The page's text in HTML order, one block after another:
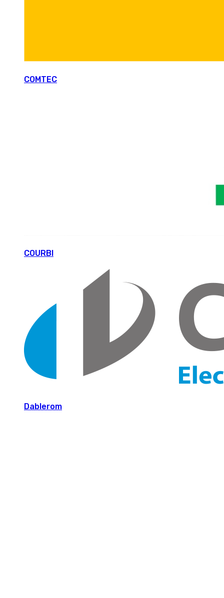
COMTEC
COURBI
Dablerom